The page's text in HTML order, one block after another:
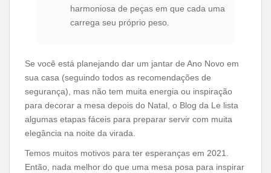
harmoniosa de peças em que cada uma
carrega seu próprio peso.
Se você está planejando dar um jantar de Ano Novo em
sua casa (seguindo todos as recomendações de
segurança), mas não tem muita energia ou inspiração
para decorar a mesa depois do Natal, o Blog da Le lista
algumas etapas fáceis para preparar servir com muita
elegância na noite da virada.
Temos muitos motivos para ter esperanças em 2021.
Então, nada melhor do que uma mesa posa para inspirar